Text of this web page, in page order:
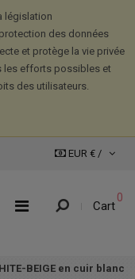
législation
des données
et protège la vie privée
les efforts possibles et
des utilisateurs.
EUR € /
Cart
0
BEIGE en cuir blanc